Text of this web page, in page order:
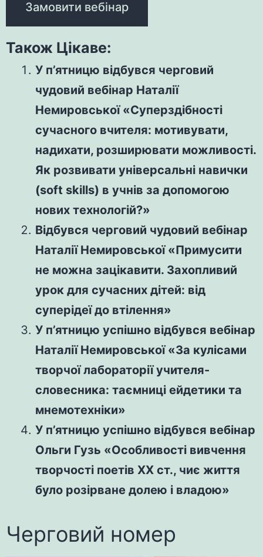
Також Цікаве:
У п’ятницю відбувся черговий
чудовий вебінар Наталії
Немировської «Суперздібності
сучасного вчителя: мотивувати,
надихати, розширювати можливості.
Як розвивати універсальні навички
(soft skills) в учнів за допомогою
нових технологій?»
Відбувся черговий чудовий вебінар
Наталії Немировської «Примусити
не можна зацікавити. Захопливий
урок для сучасних дітей: від
суперідеї до втілення»
У п’ятницю успішно відбувся вебінар
Наталії Немировської «За кулісами
творчої лабораторії учителя-
словесника: таємниці ейдетики та
мнемотехніки»
У п’ятницю успішно відбувся вебінар
Ольги Гузь «Особливості вивчення
творчості поетів ХХ ст., чиє життя
було розірване долею і владою»
Черговий номер